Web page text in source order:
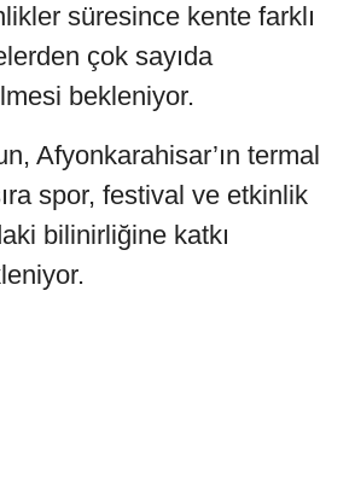
süresince kente farklı
çok sayıda
bekleniyor.
Afyonkarahisar’ın termal
spor, festival ve etkinlik
bilinirliğine katkı